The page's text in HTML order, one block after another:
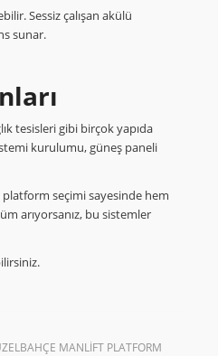
Sessiz çalışan akülü
sunar.
tesisleri gibi birçok yapıda
kurulumu, güneş paneli
seçimi sayesinde hem
arıyorsanız, bu sistemler
MANLIFT PLATFORM